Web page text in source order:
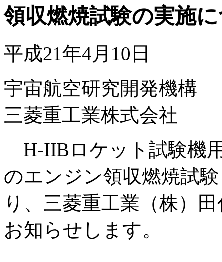
領収燃焼試験の実施
平成21年4月10日
宇宙航空研究開発機構
三菱重工業株式会社
H-IIBロケット試験機
のエンジン領収燃焼試
り、三菱重工業（株）
お知らせします。